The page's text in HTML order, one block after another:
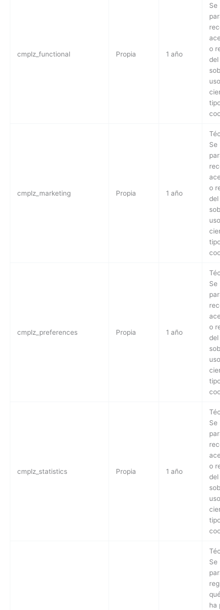
cmplz_functional Propia 1 año
Se
o
del
cmplz_marketing Propia 1 año
Se
o
del
cmplz_preferences Propia 1 año
Se
o
del
cmplz_statistics Propia 1 año
Se
o
del
Se
ha